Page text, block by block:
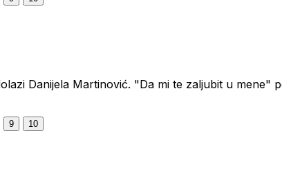
Danijela Martinović. "Da mi te zaljubit u mene"
9 10